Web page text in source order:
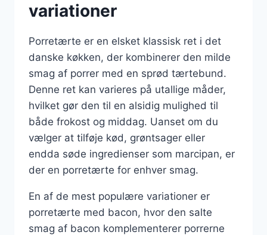
variationer
Porretærte er en elsket klassisk ret i det
danske køkken, der kombinerer den milde
smag af porrer med en sprød tærtebund.
Denne ret kan varieres på utallige måder,
hvilket gør den til en alsidig mulighed til
både frokost og middag. Uanset om du
vælger at tilføje kød, grøntsager eller
endda søde ingredienser som marcipan, er
der en porretærte for enhver smag.
En af de mest populære variationer er
porretærte med bacon, hvor den salte
smag af bacon komplementerer porrerne